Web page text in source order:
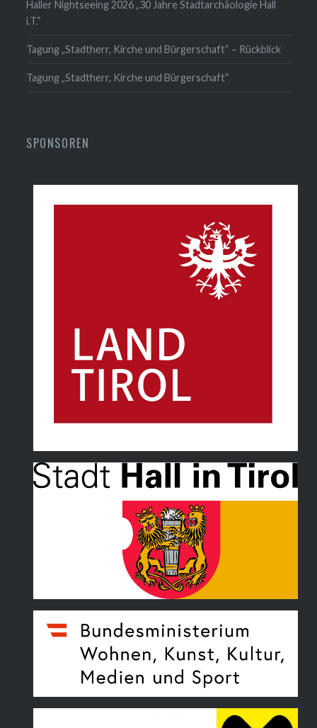
Haller Nightseeing 2026 „30 Jahre Stadtarchäologie Hall
i.T.“
Tagung „Stadtherr, Kirche und Bürgerschaft“ – Rückblick
Tagung „Stadtherr, Kirche und Bürgerschaft“
SPONSOREN
Land Tirol